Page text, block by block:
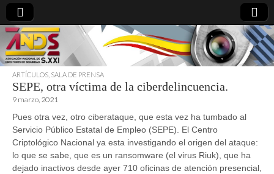
directoresdeseguridad.es
ARTÍCULOS SALA DE PRENSA
SEPE, otra víctima de la ciberdelincuencia.
9 marzo, 2021
Pues otra vez, otro ciberataque, que esta vez ha tumbado al
Servicio Público Estatal de Empleo (SEPE). El Centro
Criptológico Nacional ya esta investigando el origen del ataque:
lo que se sabe, que es un ransomware (el virus Riuk), que ha
dejado inactivos desde ayer 710 oficinas de atención presencial,